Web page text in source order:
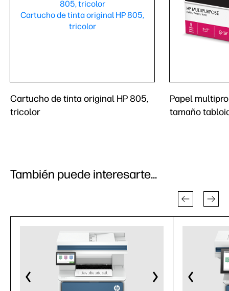
Cartucho de tinta original HP 805,
tricolor
Papel
tamaño
También puede interesarte...